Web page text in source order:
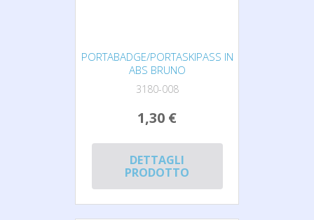
PORTABADGE/PORTASKIPASS IN
ABS BRUNO
3180-008
1,30 €
DETTAGLI
PRODOTTO